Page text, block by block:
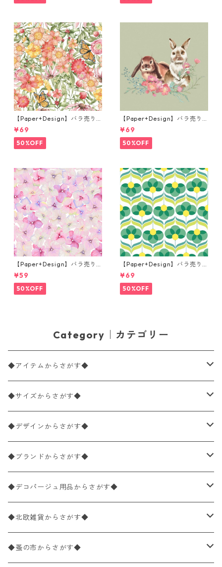
【Paper+Design】バラ売り2
枚 ランチサイズ ペーパーナプ
キン Sunlit blooms ホワイト
¥69
50%OFF
【Paper+Design】バラ売り2
枚 ランチサイズ ペーパーナプ
キン Misty Easter グリーン
¥69
50%OFF
【Paper+Design】バラ売り2
枚 カクテルサイズ ペーパーナ
プキン Small blossoms ピン
ク
¥59
50%OFF
【Paper+Design】バラ売り2
枚 ランチサイズ ペーパーナプ
キン Geo Flowers グリーン
¥69
50%OFF
Category｜カテゴリー
◆アイテムからさがす◆
ペーパーナプキン2枚バラ売り
ペーパーナプキン1枚バラ売り
ペーパーナプキン20枚入りパック
ペーパーナプキン10枚入りパック
ライスペーパー
ペーパーリネンナプキン
◆サイズからさがす◆
33×33cm（ランチサイズ）
バラ売り
パック売り
25×25cm（カクテルサイズ）
バラ売り
パック売り
40×40cm（ディナーサイズ）
バラ売り
パック売り
21×21cm（ポケットサイズ）
バラ売り
33cm（ラウンド）
◆デザインからさがす◆
花柄
植物・グリーン柄
動物・鳥・昆虫・蝶柄
海・魚柄
◆ブランドからさがす◆
ドイツ製 IHR/イア
ランチサイズ
カクテルサイズ
ドイツ製 Ambiente/アンビエンテ
ランチサイズ
ドイツ製 Paperproducts Design
◆デコパージュ用品からさがす◆
デコパージュ液
デコパージュ下地
◆北欧雑貨からさがす◆
シリコンモールド
◆蚤の市からさがす◆